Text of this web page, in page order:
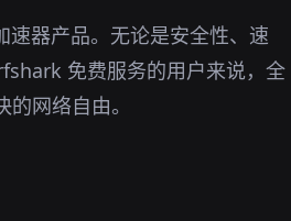
器产品。无论是安全性、速
免费服务的用户来说，全
网络自由。